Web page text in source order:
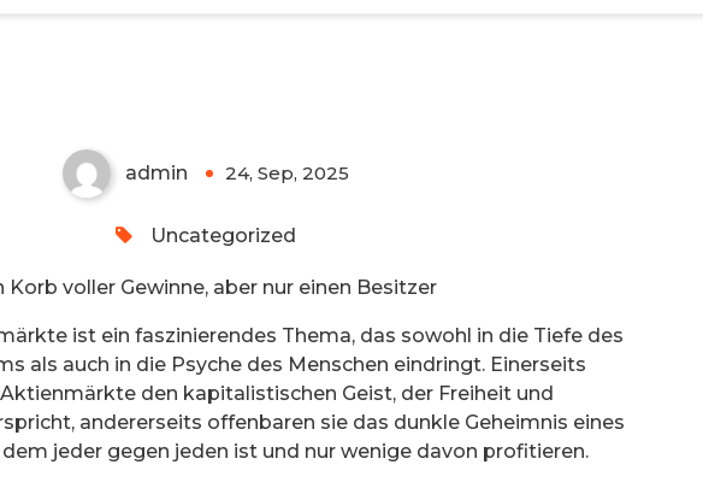
admin 24, Sep, 2025
Uncategorized
Korb voller Gewinne, aber nur einen Besitzer
ist ein faszinierendes Thema, das sowohl in die Tiefe des
als auch in die Psyche des Menschen eindringt. Einerseits
den kapitalistischen Geist, der Freiheit und
andererseits offenbaren sie das dunkle Geheimnis eines
jeder gegen jeden ist und nur wenige davon profitieren.